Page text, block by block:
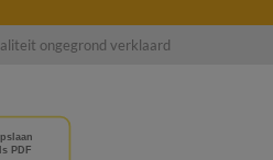
ongegrond verklaard